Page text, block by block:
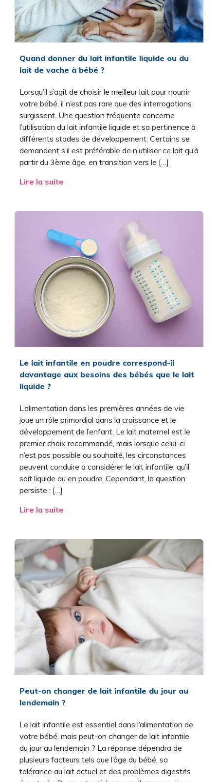
Quand donner du lait infantile liquide ou du
lait de vache à bébé ?
Lorsqu’il s’agit de choisir le meilleur lait pour nourrir
votre bébé, il n’est pas rare que des interrogations
surgissent. Une question fréquente concerne
l’utilisation du lait infantile liquide et sa pertinence à
différents stades de développement. Certains se
demandent s’il est préférable de n’utiliser ce lait qu’à
partir du 3ème âge, en transition vers le […]
Lire la suite
Le lait infantile en poudre correspond-il
davantage aux besoins des bébés que le lait
liquide ?
L’alimentation dans les premières années de vie
joue un rôle primordial dans la croissance et le
développement de l’enfant. Le lait maternel est le
premier choix recommandé, mais lorsque celui-ci
n’est pas possible ou souhaité, les circonstances
peuvent conduire à considérer le lait infantile, qu’il
soit liquide ou en poudre. Cependant, la question
persiste : […]
Lire la suite
Peut-on changer de lait infantile du jour au
lendemain ?
Le lait infantile est essentiel dans l’alimentation de
votre bébé, mais peut-on changer de lait infantile
du jour au lendemain ? La réponse dépendra de
plusieurs facteurs tels que l’âge du bébé, sa
tolérance au lait actuel et des problèmes digestifs